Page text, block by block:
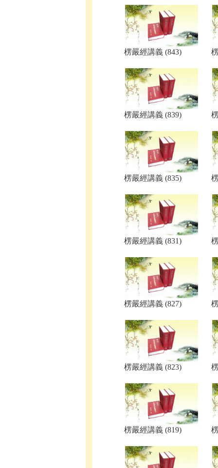
楞嚴經講義 (843)
楞嚴經講義 (839)
楞嚴經講義 (835)
楞嚴經講義 (831)
楞嚴經講義 (827)
楞嚴經講義 (823)
楞嚴經講義 (819)